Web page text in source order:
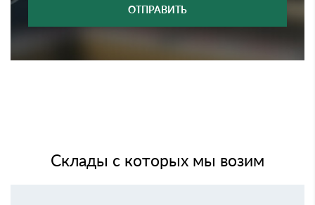
ОТПРАВИТЬ
Склады с которых мы возим